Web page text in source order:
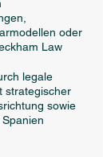
oder
Law
legale
strategischer
sowie